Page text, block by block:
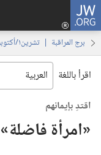
JW.ORG
برج المراقبة | ‏‎تشرين١/أكتوبر‏ ‏‎٢٠١٢‏
اقرأ باللغة
اقتدِ بإيمانهم
‏«امرأة فاضلة»‏